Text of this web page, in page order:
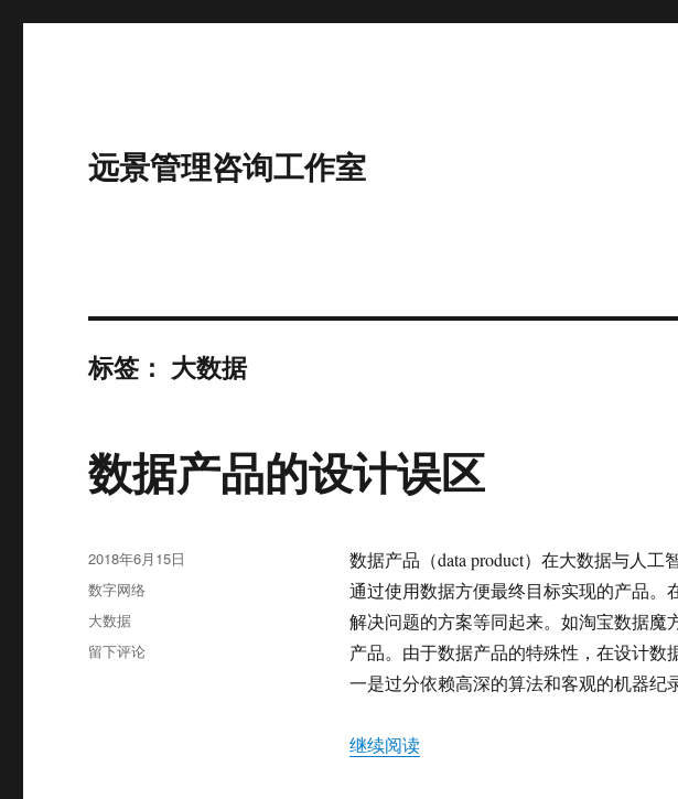
远景管理咨询工作室
标签： 大数据
数据产品的设计误区
数据产品（data product）在大数据与人
通过使用数据方便最终目标实现的产品
解决问题的方案等同起来。如淘宝数据
产品。由于数据产品的特殊性，在设计数
一是过分依赖高深的算法和客观的机器纪
继续阅读“数据产品的设计误区”
发
布
于
2018年6月15日
分
类
数字网络
标
签
大数据
于
留下评论